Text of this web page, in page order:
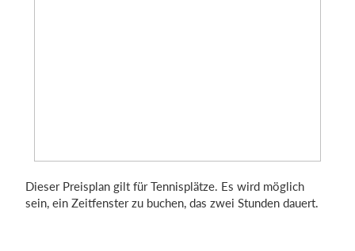
Dieser Preisplan gilt für Tennisplätze. Es wird möglich
sein, ein Zeitfenster zu buchen, das zwei Stunden dauert.